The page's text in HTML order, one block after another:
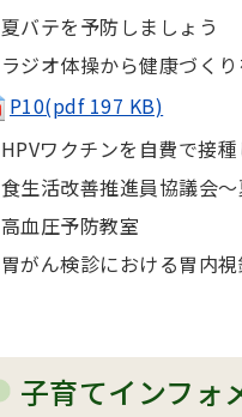
夏バテを予防しましょう
ラジオ体操から健康づく
P10(pdf 197 KB)
HPVワクチンを自費で接
食生活改善推進員協議会
高血圧予防教室
胃がん検診における胃内
子育てインフォ